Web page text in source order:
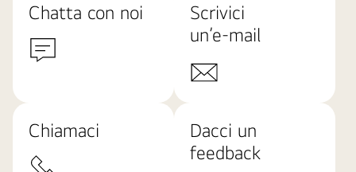
Chatta con noi
Scrivici
un’e-mail
Chiamaci
Dacci un
feedback